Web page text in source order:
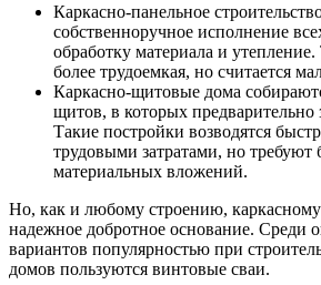
Каркасно-панельное
собственноручное исполнение
обработку материала и утепление.
более трудоемкая, но считается
Каркасно-щитовые дома
щитов, в которых предварительно
Такие постройки возводятся
трудовыми затратами, но требуют
материальных вложений.
Но, как и любому строению, каркасному
надежное добротное основание. Среди
вариантов популярностью при
домов пользуются винтовые сваи.